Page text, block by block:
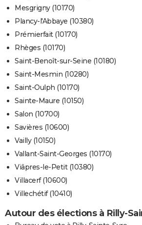
Mesgrigny (10170)
Plancy-l'Abbaye (10380)
Prémierfait (10170)
Rhèges (10170)
Saint-Benoît-sur-Seine (10180)
Saint-Mesmin (10280)
Saint-Oulph (10170)
Sainte-Maure (10150)
Salon (10700)
Savières (10600)
Vailly (10150)
Vallant-Saint-Georges (10170)
Viâpres-le-Petit (10380)
Villacerf (10600)
Villechétif (10410)
Autour des élections à Rilly-